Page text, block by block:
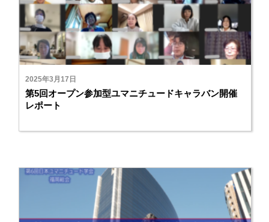
2025年3月17日
第5回オープン参加型ユマニチュードキャラバン開催
レポート